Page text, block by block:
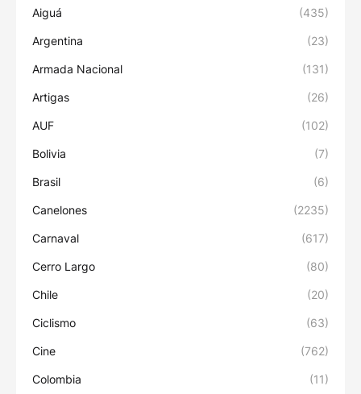
Aiguá (435)
Argentina (23)
Armada Nacional (131)
Artigas (26)
AUF (102)
Bolivia (7)
Brasil (6)
Canelones (2235)
Carnaval (617)
Cerro Largo (80)
Chile (20)
Ciclismo (63)
Cine (762)
Colombia (11)